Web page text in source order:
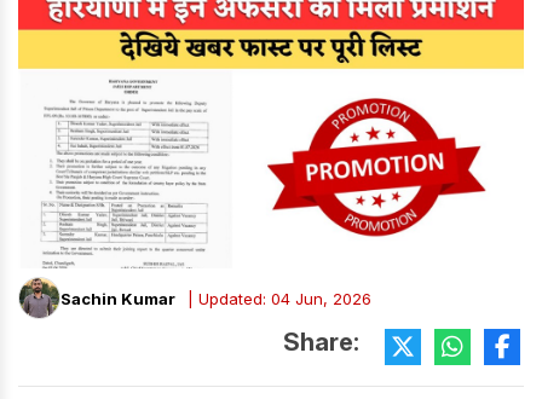
Sachin Kumar | Updated: 04 Jun, 2026
Share: